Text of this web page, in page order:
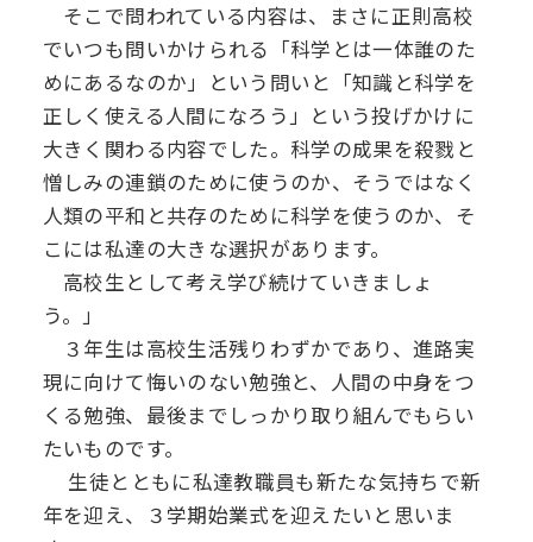
そこで問われている内容は、まさに正則高校
でいつも問いかけられる「科学とは一体誰のた
めにあるなのか」という問いと「知識と科学を
正しく使える人間になろう」という投げかけに
大きく関わる内容でした。科学の成果を殺戮と
憎しみの連鎖のために使うのか、そうではなく
人類の平和と共存のために科学を使うのか、そ
こには私達の大きな選択があります。
高校生として考え学び続けていきましょ
う。」
３年生は高校生活残りわずかであり、進路実
現に向けて悔いのない勉強と、人間の中身をつ
くる勉強、最後までしっかり取り組んでもらい
たいものです。
生徒とともに私達教職員も新たな気持ちで新
年を迎え、３学期始業式を迎えたいと思いま